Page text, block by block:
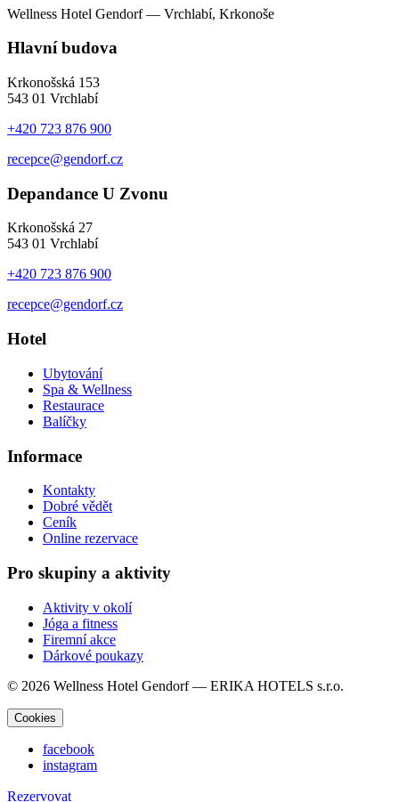
Wellness Hotel Gendorf — Vrchlabí, Krkonoše
Hlavní budova
Krkonošská 153
543 01 Vrchlabí
+420 723 876 900
recepce@gendorf.cz
Depandance U Zvonu
Krkonošská 27
543 01 Vrchlabí
+420 723 876 900
recepce@gendorf.cz
Hotel
Ubytování
Spa & Wellness
Restaurace
Balíčky
Informace
Kontakty
Dobré vědět
Ceník
Online rezervace
Pro skupiny a aktivity
Aktivity v okolí
Jóga a fitness
Firemní akce
Dárkové poukazy
© 2026 Wellness Hotel Gendorf — ERIKA HOTELS s.r.o.
Cookies
facebook
instagram
Rezervovat